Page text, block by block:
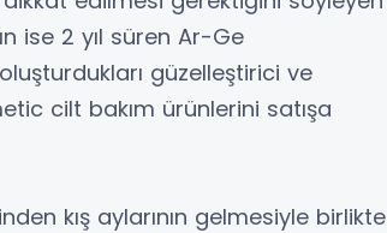
ise 2 yıl süren Ar-Ge
güzelleştirici ve
cilt bakım ürünlerini satışa
kış aylarının gelmesiyle birlikte